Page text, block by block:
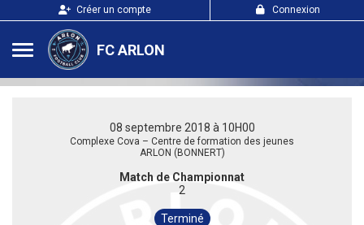
Créer un compte Connexion
FC ARLON
08 septembre 2018 à 10H00
Complexe Cova – Centre de formation des jeunes
ARLON (BONNERT)
Match de Championnat
2
Terminé
Panneau de gestion des cookies